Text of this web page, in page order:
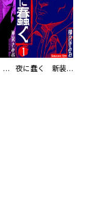
続・悪の華 闇華 新装版 夜に蠢く 新装版